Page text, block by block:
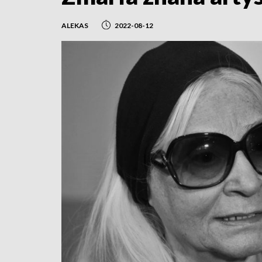
ALEKAS 2022-08-12